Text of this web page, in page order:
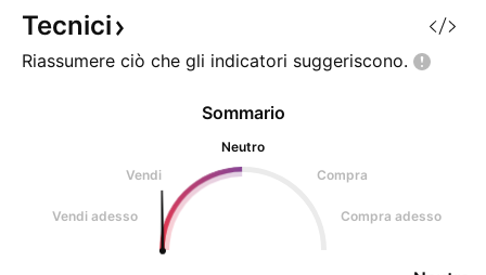
Tecnici
Riassumere ciò che gli indicatori suggeriscono.
Sommario
Neutro
Vendi
Compra
Vendi adesso Compra adesso